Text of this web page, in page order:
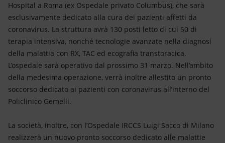
Hospital a Roma (ex Ospedale privato Columbus), che sarà
esclusivamente dedicato alla cura dei pazienti affetti da
coronavirus. La struttura avrà 130 posti letto di cui 50 di
terapia intensiva, nonché tecnologie avanzate nella diagnosi
della malattia con RX, TAC ed ecografia transtoracica.
L’ospedale sarà operativo dal prossimo 31 marzo. Nell’ambito
della medesima operazione, verrà inoltre allestito un pronto
soccorso dedicato ai pazienti con coronavirus all’interno del
Policlinico Gemelli.
La società, inoltre, con l’Ospedale IRCCS Luigi Sacco di Milano
realizzerà un nuovo pronto soccorso dedicato alle malattie